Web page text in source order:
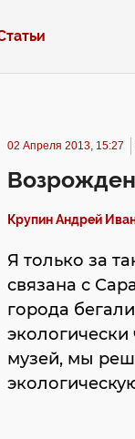
02 Апреля 2013, 15:27
Крупин Андрей
Я только за
связана с
города
музей, мы